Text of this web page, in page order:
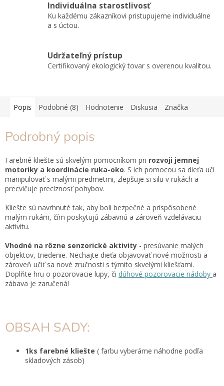
Individuálna starostlivosť
Ku každému zákazníkovi pristupujeme individuálne
a s úctou.
Udržateľný prístup
Certifikovaný ekologický tovar s overenou kvalitou.
Popis Podobné (8) Hodnotenie Diskusia Značka
Podrobný popis
Farebné kliešte sú skvelým pomocníkom pri rozvoji jemnej
motoriky a koordinácie ruka-oko. S ich pomocou sa dieťa učí
manipulovať s malými predmetmi, zlepšuje si silu v rukách a
precvičuje precíznosť pohybov.
Kliešte sú navrhnuté tak, aby boli bezpečné a prispôsobené
malým rukám, čím poskytujú zábavnú a zároveň vzdelávaciu
aktivitu.
Vhodné na rôzne senzorické aktivity - presúvanie malých
objektov, triedenie. Nechajte dieťa objavovať nové možnosti a
zároveň učiť sa nové zručnosti s týmito skvelými kliešťami.
Doplňte hru o pozorovacie lupy, či dúhové pozorovacie nádoby a
zábava je zaručená!
OBSAH SADY:
1ks farebné kliešte ( farbu vyberáme náhodne podľa
skladových zásob)